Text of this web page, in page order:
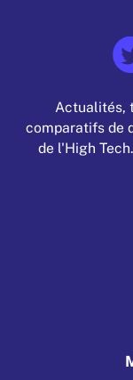
Actualités,
comparatifs de
de l'High